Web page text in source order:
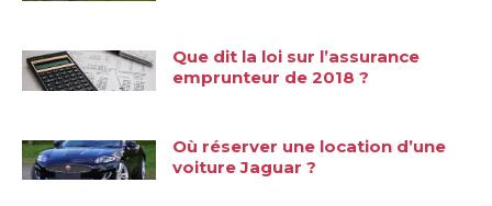
Que dit la loi sur l’assurance
emprunteur de 2018 ?
Où réserver une location d’une
voiture Jaguar ?